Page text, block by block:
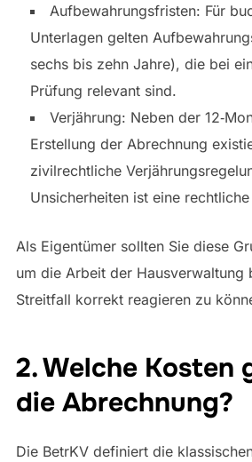
Aufbewahrungsfristen: Für
Unterlagen gelten
sechs bis zehn Jahre), die bei
Prüfung relevant sind.
Verjährung: Neben der
Erstellung der Abrechnung
zivilrechtliche
Unsicherheiten ist eine
Als Eigentümer sollten Sie diese
um die Arbeit der Hausverwaltung
Streitfall korrekt reagieren zu
2. Welche Kosten
die Abrechnung?
Die BetrKV definiert die